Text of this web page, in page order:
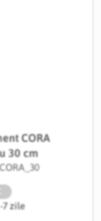
CORA
30 cm
7 zile